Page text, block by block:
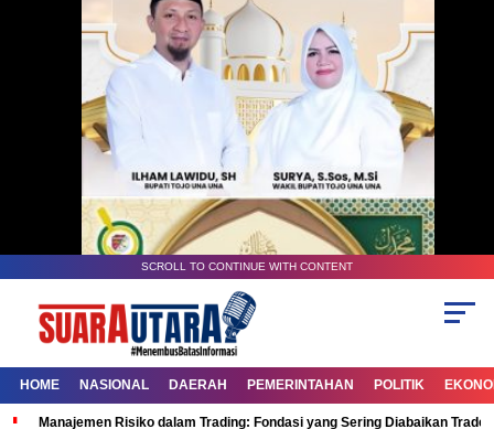
SCROLL TO CONTINUE WITH CONTENT
HOME NASIONAL DAERAH PEMERINTAHAN POLITIK
Manajemen Risiko dalam Trading: Fondasi yang Sering Diabaikan